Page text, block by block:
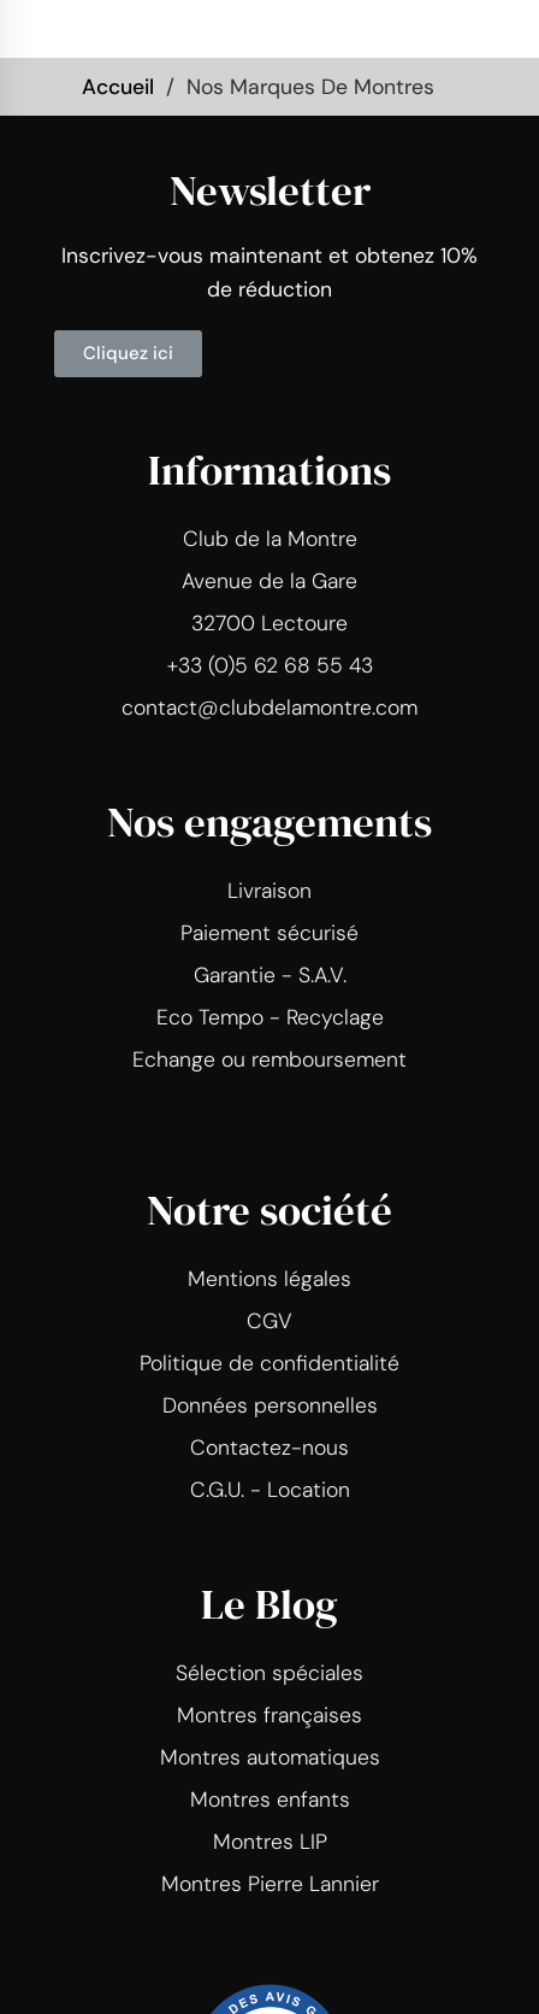
Accueil Nos Marques De Montres
Newsletter
Inscrivez-vous maintenant et obtenez 10%
de réduction
Cliquez ici
Informations
Club de la Montre
Avenue de la Gare
32700 Lectoure
+33 (0)5 62 68 55 43
contact@clubdelamontre.com
Nos engagements
Livraison
Paiement sécurisé
Garantie - S.A.V.
Eco Tempo - Recyclage
Echange ou remboursement
Notre société
Mentions légales
CGV
Politique de confidentialité
Données personnelles
Contactez-nous
C.G.U. - Location
Le Blog
Sélection spéciales
Montres françaises
Montres automatiques
Montres enfants
Montres LIP
Montres Pierre Lannier